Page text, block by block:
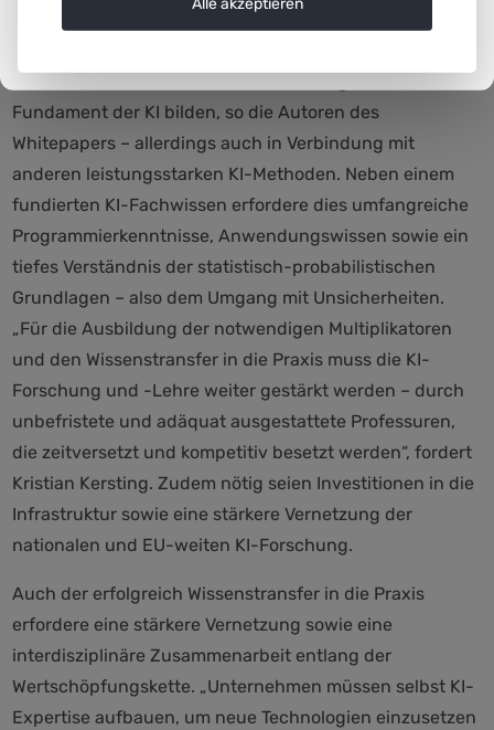
Systeme.
Fundament der KI bilden, so die Autoren des
Whitepapers – allerdings auch in Verbindung mit
anderen leistungsstarken KI-Methoden. Neben einem
fundierten KI-Fachwissen erfordere dies umfangreiche
Programmierkenntnisse, Anwendungswissen sowie ein
tiefes Verständnis der statistisch-probabilistischen
Grundlagen – also dem Umgang mit Unsicherheiten.
„Für die Ausbildung der notwendigen Multiplikatoren
und den Wissenstransfer in die Praxis muss die KI-
Forschung und -Lehre weiter gestärkt werden – durch
unbefristete und adäquat ausgestattete Professuren,
die zeitversetzt und kompetitiv besetzt werden“, fordert
Kristian Kersting. Zudem nötig seien Investitionen in die
Infrastruktur sowie eine stärkere Vernetzung der
nationalen und EU-weiten KI-Forschung.
Auch der erfolgreich Wissenstransfer in die Praxis
erfordere eine stärkere Vernetzung sowie eine
interdisziplinäre Zusammenarbeit entlang der
Wertschöpfungskette. „Unternehmen müssen selbst KI-
Expertise aufbauen, um neue Technologien einzusetzen